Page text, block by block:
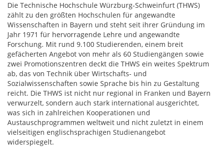
Die Technische Hochschule Würzburg-Schweinfurt (THWS)
zählt zu den größten Hochschulen für angewandte
Wissenschaften in Bayern und steht seit ihrer Gründung im
Jahr 1971 für hervorragende Lehre und angewandte
Forschung. Mit rund 9.100 Studierenden, einem breit
gefächerten Angebot von mehr als 60 Studiengängen sowie
zwei Promotionszentren deckt die THWS ein weites Spektrum
ab, das von Technik über Wirtschafts- und
Sozialwissenschaften sowie Sprache bis hin zu Gestaltung
reicht. Die THWS ist nicht nur regional in Franken und Bayern
verwurzelt, sondern auch stark international ausgerichtet,
was sich in zahlreichen Kooperationen und
Austauschprogrammen weltweit und nicht zuletzt in einem
vielseitigen englischsprachigen Studienangebot
widerspiegelt.